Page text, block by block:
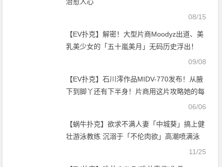
治愈人心
08/15
【EV扑克】解密！大型片商Moodyz出道、美
乳美少女的「五十嵐美月」无码历史浮出！
09/08
【EV扑克】石川澪作品MIDV-770发布！从腋
下到脚丫还有下半身！片商用这片攻略她的每
06/06
【蜗牛扑克】欲求不满人妻「中城葵」搞上健
壮游泳教练 沉溺于「不伦肉欲」高潮喷满泳
11/25